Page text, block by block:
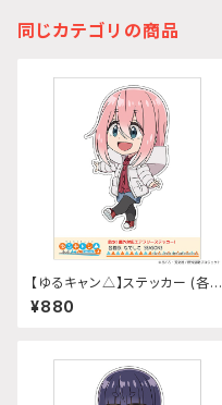
同じカテゴリの商品
【ゆるキャン△】ステッカー (各務
原なでしこ『SEASON3』)
¥880